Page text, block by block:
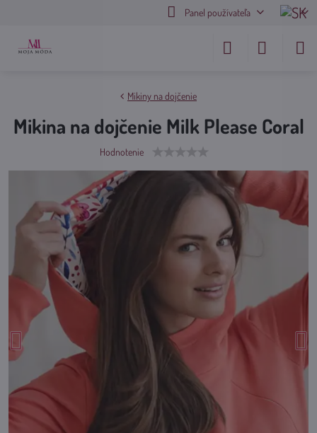
Panel používateľa
Mikiny na dojčenie
Mikina na dojčenie Milk Please Coral
Hodnotenie